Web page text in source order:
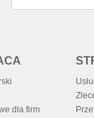
dla firm